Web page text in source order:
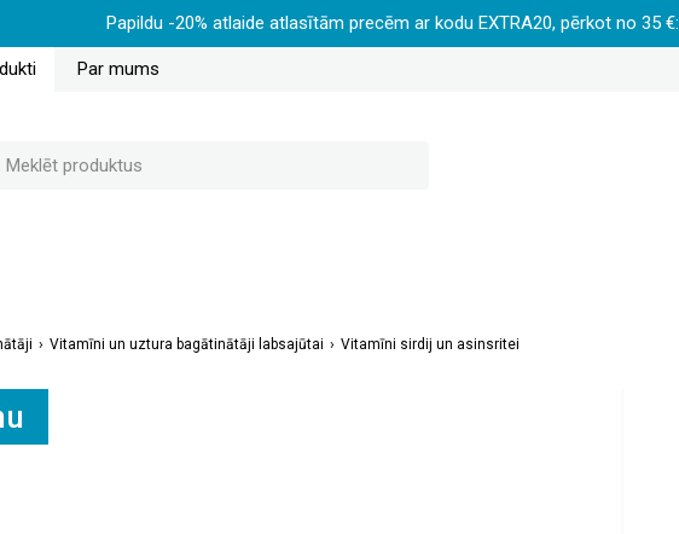
Papildu -20% atlaide atlasītām precēm ar kodu EXTRA20, pērkot no 35 €:
Par mums
Vitamīni un uztura bagātinātāji labsajūtai Vitamīni sirdij un asinsritei